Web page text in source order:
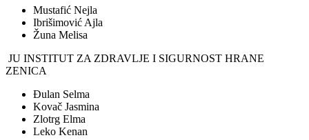
Mustafić Nejla
Ibrišimović Ajla
Žuna Melisa
JU INSTITUT ZA ZDRAVLJE I SIGURNOST HRANE
ZENICA
Đulan Selma
Kovač Jasmina
Zlotrg Elma
Leko Kenan